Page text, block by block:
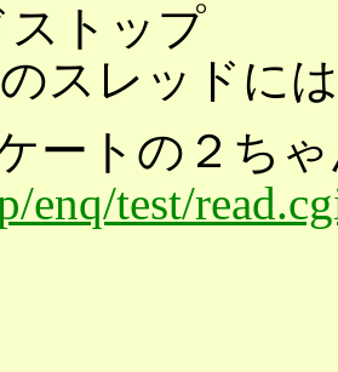
ストップ
スレッドに
ートの２ち
enq/test/